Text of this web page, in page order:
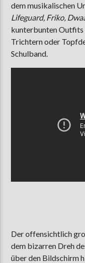
dem musikalischen
Lifeguard, Friko,
kunterbunten Outfits
Trichtern oder
Schulband.
Der offensichtlich
dem bizarren Dreh
über den Bildschirm